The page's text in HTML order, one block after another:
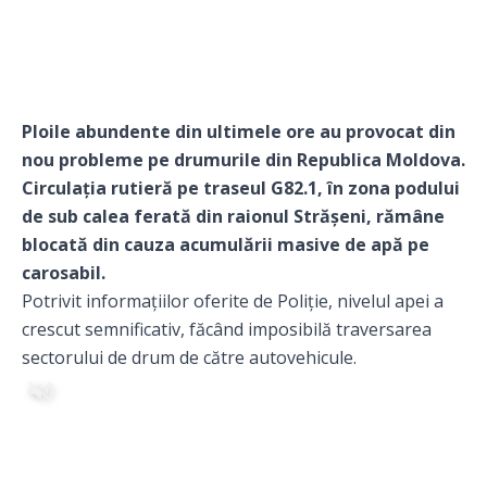
Ploile abundente din ultimele ore au provocat din
nou probleme pe drumurile din Republica Moldova.
Circulația rutieră pe traseul G82.1, în zona podului
de sub calea ferată din raionul Strășeni, rămâne
blocată din cauza acumulării masive de apă pe
carosabil.
Potrivit informațiilor oferite de Poliție, nivelul apei a
crescut semnificativ, făcând imposibilă traversarea
sectorului de drum de către autovehicule.